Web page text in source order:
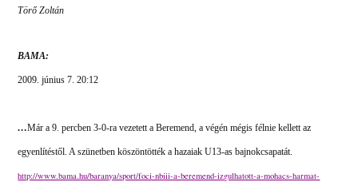
Törő Zoltán
BAMA:
2009. június 7. 20:12
…Már a 9. percben 3-0-ra vezetett a Beremend, a végén mégis félnie kellett az
egyenlítéstől. A szünetben köszöntötték a hazaiak U13-as bajnokcsapatát.
http://www.bama.hu/baranya/sport/foci-nbiii-a-beremend-izgulhatott-a-mohacs-harmat-